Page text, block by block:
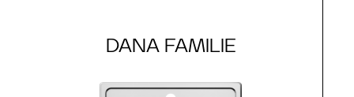
DANA FAMILIE